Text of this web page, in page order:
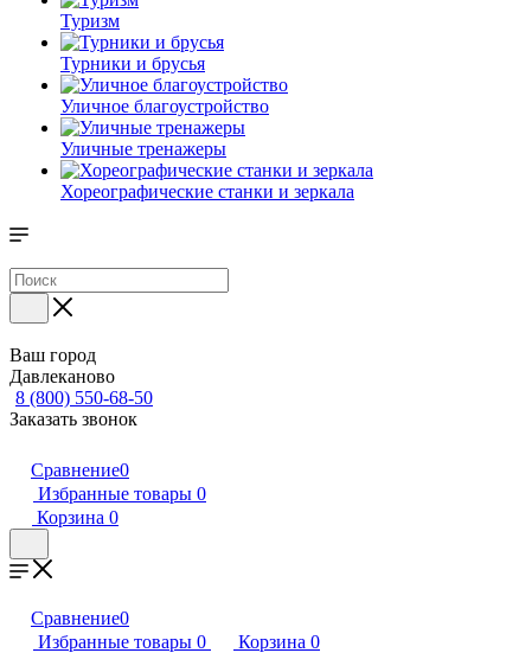
Туризм
Турники и брусья
Уличное благоустройство
Уличные тренажеры
Хореографические станки и зеркала
Ваш город
Давлеканово
8 (800) 550-68-50
Заказать звонок
Сравнение0
Избранные товары 0
Корзина 0
Сравнение0
Избранные товары 0 Корзина 0